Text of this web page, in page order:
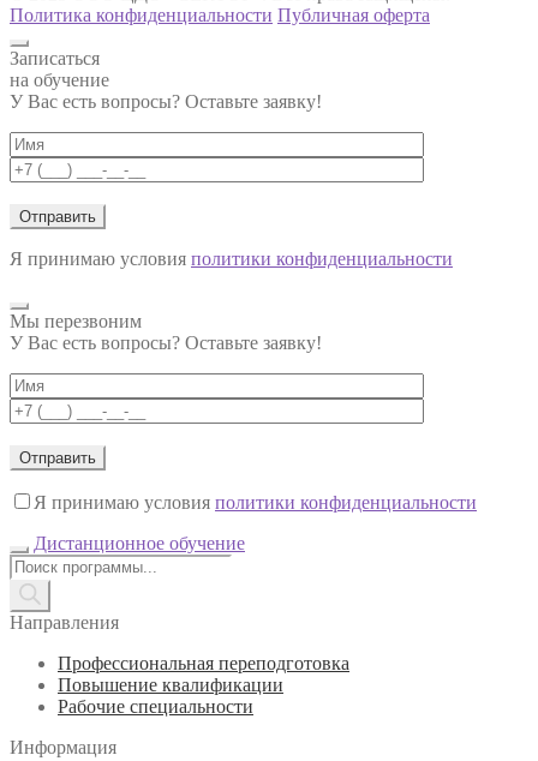
Политика конфиденциальности Публичная оферта
Записаться
на обучение
У Вас есть вопросы? Оставьте заявку!
Я принимаю условия политики конфиденциальности
Мы перезвоним
У Вас есть вопросы? Оставьте заявку!
Я принимаю условия политики конфиденциальности
Дистанционное обучение
Поиск
товаров
Направления
Профессиональная переподготовка
Повышение квалификации
Рабочие специальности
Информация